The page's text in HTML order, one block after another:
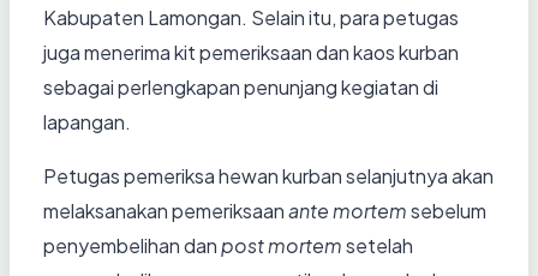
Kabupaten Lamongan. Selain itu, para petugas
juga menerima kit pemeriksaan dan kaos kurban
sebagai perlengkapan penunjang kegiatan di
lapangan.
Petugas pemeriksa hewan kurban selanjutnya akan
melaksanakan pemeriksaanante mortemsebelum
penyembelihan danpost mortemsetelah